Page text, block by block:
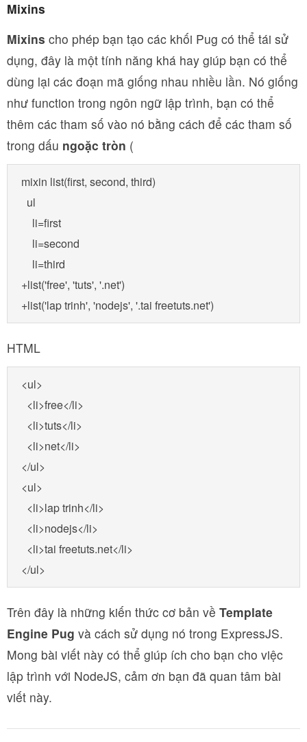
Mixins
Mixins cho phép bạn tạo các khối Pug có thể tái sử
dụng, đây là một tính năng khá hay giúp bạn có thể
dùng lại các đoạn mã giống nhau nhiều lần. Nó giống
như function trong ngôn ngữ lập trình, bạn có thể
thêm các tham số vào nó bằng cách để các tham số
trong dấu ngoặc tròn (
mixin list(first, second, third)
  ul
    li=first
    li=second
    li=third
+list('free', 'tuts', '.net')
+list('lap trinh', 'nodejs', '.tai freetuts.net')
HTML
<ul>
  <li>free</li>
  <li>tuts</li>
  <li>net</li>
</ul>
<ul>
  <li>lap trinh</li>
  <li>nodejs</li>
  <li>tai freetuts.net</li>
</ul>
Trên đây là những kiến thức cơ bản về Template
Engine Pug và cách sử dụng nó trong ExpressJS.
Mong bài viết này có thể giúp ích cho bạn cho việc
lập trình với NodeJS, cảm ơn bạn đã quan tâm bài
viết này.